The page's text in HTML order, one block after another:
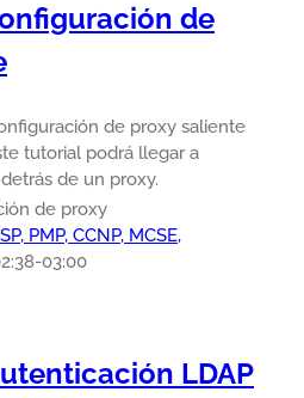
de
de proxy saliente
tutorial podrá llegar a
de un proxy.
de proxy
PMP, CCNP, MCSE,
03:00
LDAP